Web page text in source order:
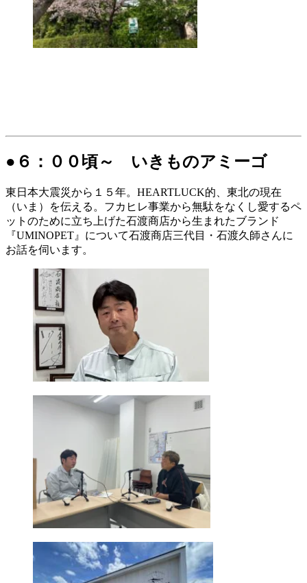
●６：００頃～ いきものアミーゴ
東日本大震災から１５年。HEARTLUCK的、東北の現在
（いま）を伝える。フカヒレ事業から無駄をなくし愛するペ
ットのために立ち上げた石渡商店から生まれたブランド
『UMINOPET』について石渡商店三代目・石渡久師さんに
お話を伺います。